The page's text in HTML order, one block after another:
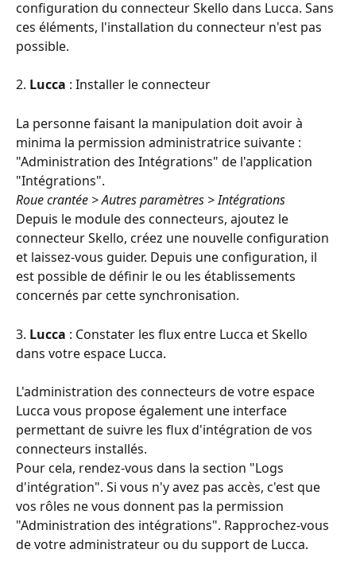
configuration du connecteur Skello dans Lucca. Sans
ces éléments, l'installation du connecteur n'est pas
possible.
2. Lucca : Installer le connecteur
La personne faisant la manipulation doit avoir à
minima la permission administratrice suivante :
"Administration des Intégrations" de l'application
"Intégrations".
Roue crantée > Autres paramètres > Intégrations
Depuis le module des connecteurs, ajoutez le
connecteur Skello, créez une nouvelle configuration
et laissez-vous guider. Depuis une configuration, il
est possible de définir le ou les établissements
concernés par cette synchronisation.
3. Lucca : Constater les flux entre Lucca et Skello
dans votre espace Lucca.
L'administration des connecteurs de votre espace
Lucca vous propose également une interface
permettant de suivre les flux d'intégration de vos
connecteurs installés.
Pour cela, rendez-vous dans la section "Logs
d'intégration". Si vous n'y avez pas accès, c'est que
vos rôles ne vous donnent pas la permission
"Administration des intégrations". Rapprochez-vous
de votre administrateur ou du support de Lucca.